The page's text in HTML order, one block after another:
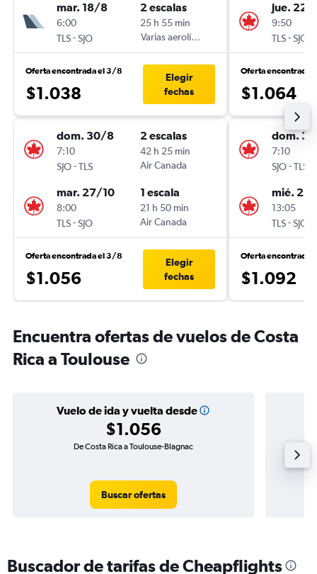
mar. 18/8
6:00
TLS-SJO
2 escalas
25 h 55 min
Varias aerolíneas
Oferta encontrada el 3/8
$1.038
Elegir
fechas
dom. 30/8
7:10
SJO-TLS
2 escalas
42 h 25 min
Air Canada
mar. 27/10
8:00
TLS-SJO
1 escala
21 h 50 min
Air Canada
Oferta encontrada el 3/8
$1.056
Elegir
fechas
jue. 22/
9:50
TLS-SJO
Oferta encontrada
$1.064
dom.
7:10
SJO-TLS
mié. 21/
13:05
TLS-SJO
Oferta encontrada
$1.092
Encuentra ofertas de vuelos de Costa
Rica a Toulouse
Vuelo de ida y vuelta desde
$1.056
De Costa Rica a Toulouse-Blagnac
Buscar ofertas
Buscador de tarifas de Cheapflights